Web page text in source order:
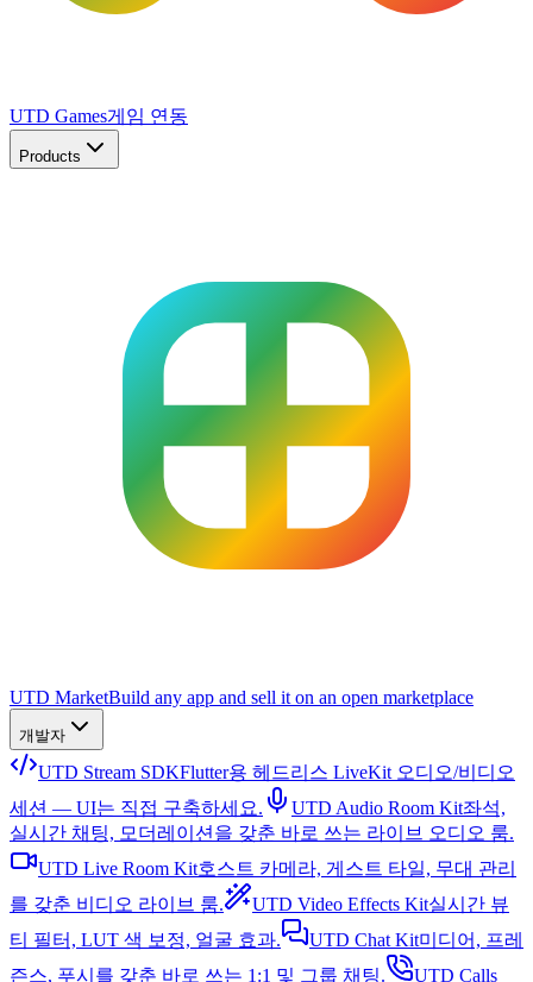
UTD Games게임 연동
Products
UTD MarketBuild any app and sell it on an open marketplace
개발자
UTD Stream SDKFlutter용 헤드리스 LiveKit 오디오/비디오
세션 — UI는 직접 구축하세요.
UTD Audio Room Kit좌석,
실시간 채팅, 모더레이션을 갖춘 바로 쓰는 라이브 오디오 룸.
UTD Live Room Kit호스트 카메라, 게스트 타일, 무대 관리
를 갖춘 비디오 라이브 룸.
UTD Video Effects Kit실시간 뷰
티 필터, LUT 색 보정, 얼굴 효과.
UTD Chat Kit미디어, 프레
즌스, 푸시를 갖춘 바로 쓰는 1:1 및 그룹 채팅.
UTD Calls